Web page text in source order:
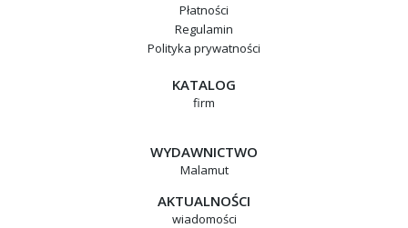
Płatności
Regulamin
Polityka prywatności
KATALOG
firm
WYDAWNICTWO
Malamut
AKTUALNOŚCI
wiadomości